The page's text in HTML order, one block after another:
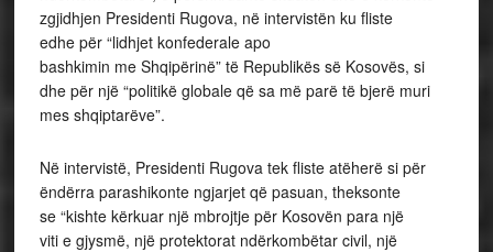
zgjidhjen Presidenti Rugova, në intervistën ku fliste
edhe për “lidhjet konfederale apo
bashkimin me Shqipërinë” të Republikës së Kosovës, si
dhe për një “politikë globale që sa më parë të bjerë muri
mes shqiptarëve”.
Në intervistë, Presidenti Rugova tek fliste atëherë si për
ëndërra parashikonte ngjarjet që pasuan, theksonte
se “kishte kërkuar një mbrojtje për Kosovën para një
viti e gjysmë, një protektorat ndërkombëtar civil, një